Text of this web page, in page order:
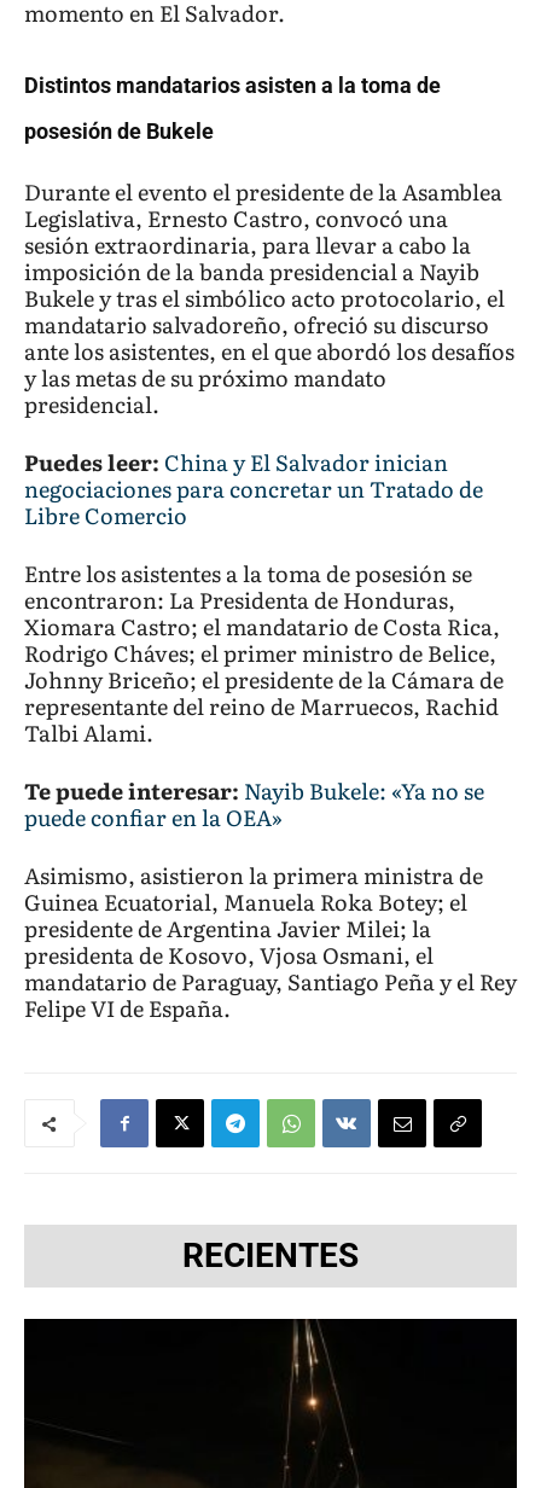
momento en El Salvador.
Distintos mandatarios asisten a la toma de
posesión de Bukele
Durante el evento el presidente de la Asamblea
Legislativa, Ernesto Castro, convocó una
sesión extraordinaria, para llevar a cabo la
imposición de la banda presidencial a Nayib
Bukele y tras el simbólico acto protocolario, el
mandatario salvadoreño, ofreció su discurso
ante los asistentes, en el que abordó los desafíos
y las metas de su próximo mandato
presidencial.
Puedes leer: China y El Salvador inician
negociaciones para concretar un Tratado de
Libre Comercio
Entre los asistentes a la toma de posesión se
encontraron: La Presidenta de Honduras,
Xiomara Castro; el mandatario de Costa Rica,
Rodrigo Cháves; el primer ministro de Belice,
Johnny Briceño; el presidente de la Cámara de
representante del reino de Marruecos, Rachid
Talbi Alami.
Te puede interesar: Nayib Bukele: «Ya no se
puede confiar en la OEA»
Asimismo, asistieron la primera ministra de
Guinea Ecuatorial, Manuela Roka Botey; el
presidente de Argentina Javier Milei; la
presidenta de Kosovo, Vjosa Osmani, el
mandatario de Paraguay, Santiago Peña y el Rey
Felipe VI de España.
RECIENTES